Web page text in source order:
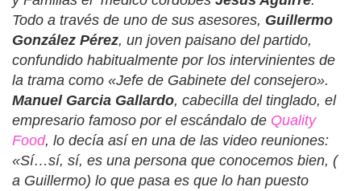
Todo a través de uno de sus asesores, Guillermo
González Pérez, un joven paisano del partido,
confundido habitualmente por los intervinientes de
la trama como «Jefe de Gabinete del consejero».
Manuel Garcia Gallardo, cabecilla del tinglado, el
empresario famoso por el escándalo de Quality
Food, lo decía así en una de las video reuniones:
«Sí…sí, sí, es una persona que conocemos bien, (
a Guillermo) lo que pasa es que lo han puesto